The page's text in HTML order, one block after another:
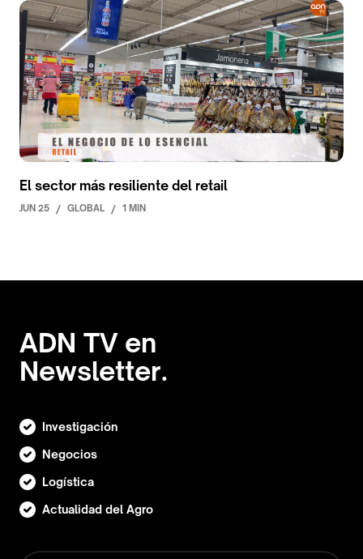
El sector más resiliente del retail
JUN 25 / GLOBAL / 1 MIN
ADN TV en
Newsletter.
Investigación
Negocios
Logística
Actualidad del Agro